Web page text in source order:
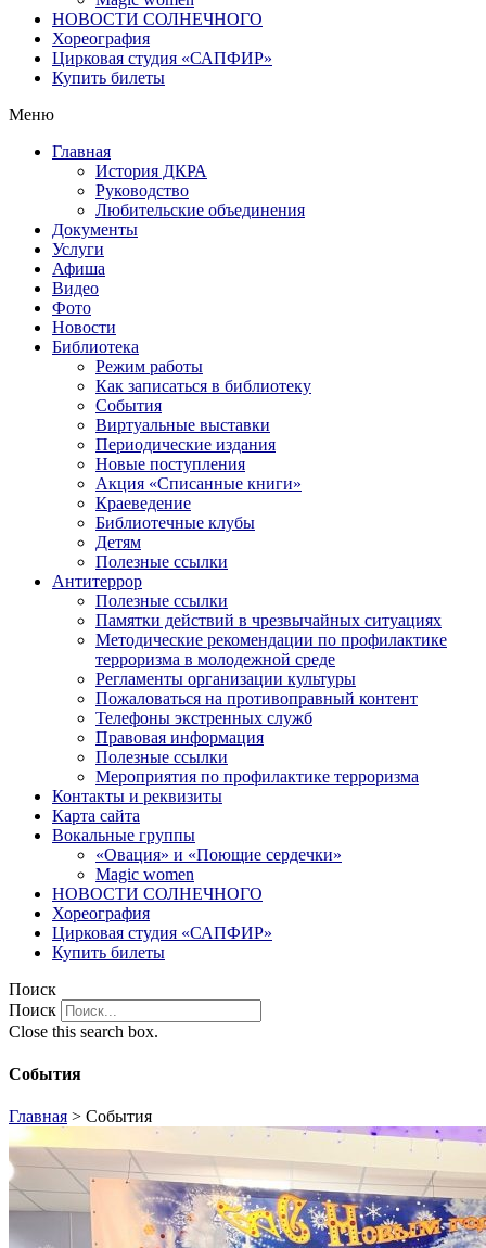
НОВОСТИ СОЛНЕЧНОГО
Хореография
Цирковая студия «САПФИР»
Купить билеты
Меню
Главная
История ДКРА
Руководство
Любительские объединения
Документы
Услуги
Афиша
Видео
Фото
Новости
Библиотека
Режим работы
Как записаться в библиотеку
События
Виртуальные выставки
Периодические издания
Новые поступления
Акция «Списанные книги»
Краеведение
Библиотечные клубы
Детям
Полезные ссылки
Антитеррор
Полезные ссылки
Памятки действий в чрезвычайных ситуациях
Методические рекомендации по профилактике
терроризма в молодежной среде
Регламенты организации культуры
Пожаловаться на противоправный контент
Телефоны экстренных служб
Правовая информация
Полезные ссылки
Мероприятия по профилактике терроризма
Контакты и реквизиты
Карта сайта
Вокальные группы
«Овация» и «Поющие сердечки»
Magic women
НОВОСТИ СОЛНЕЧНОГО
Хореография
Цирковая студия «САПФИР»
Купить билеты
Поиск
Поиск
Close this search box.
События
Главная > События